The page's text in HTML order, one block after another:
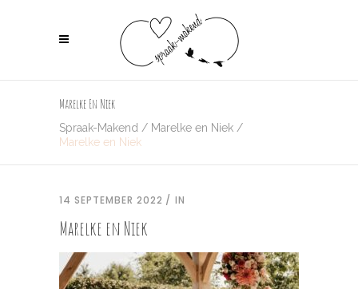
Marelke En Niek
Spraak-Makend / Marelke en Niek /
Marelke en Niek
14 SEPTEMBER 2022 IN
Marelke en Niek